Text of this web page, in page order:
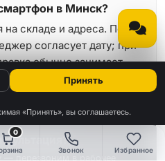
0
Звонок Избранное
в Минск?
на складе и адреса. После
согласует дату; при
обычно занимает
«Принять», вы соглашаетесь.
Принять